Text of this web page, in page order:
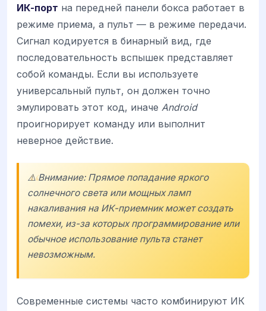
ИК-порт на передней панели бокса работает в
режиме приема, а пульт — в режиме передачи.
Сигнал кодируется в бинарный вид, где
последовательность вспышек представляет
собой команды. Если вы используете
универсальный пульт, он должен точно
эмулировать этот код, иначе Android
проигнорирует команду или выполнит
неверное действие.
⚠️ Внимание: Прямое попадание яркого
солнечного света или мощных ламп
накаливания на ИК-приемник может создать
помехи, из-за которых программирование или
обычное использование пульта станет
невозможным.
Современные системы часто комбинируют ИК